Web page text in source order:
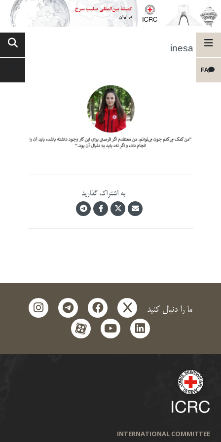
FA
inesa
به اشتراک گذارید
ما را دنبال کنید x
facebook
telegram
instagram
linkedin
youtube
aparat
INTERNATIONAL COMMITTEE